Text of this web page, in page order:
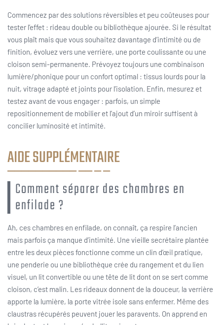
Commencez par des solutions réversibles et peu coûteuses pour
tester l’effet : rideau double ou bibliothèque ajourée. Si le résultat
vous plaît mais que vous souhaitez davantage d’intimité ou de
finition, évoluez vers une verrière, une porte coulissante ou une
cloison semi-permanente. Prévoyez toujours une combinaison
lumière/phonique pour un confort optimal : tissus lourds pour la
nuit, vitrage adapté et joints pour l’isolation. Enfin, mesurez et
testez avant de vous engager : parfois, un simple
repositionnement de mobilier et l’ajout d’un miroir suffisent à
concilier luminosité et intimité.
AIDE SUPPLÉMENTAIRE
Comment séparer des chambres en
enfilade ?
Ah, ces chambres en enfilade, on connaît, ça respire l’ancien
mais parfois ça manque d’intimité. Une vieille secrétaire plantée
entre les deux pièces fonctionne comme un clin d’œil pratique,
une penderie ou une bibliothèque crée du rangement et du lien
visuel, un lit convertible ou une tête de lit dont on se sert comme
cloison, c’est malin. Les rideaux donnent de la douceur, la verrière
apporte la lumière, la porte vitrée isole sans enfermer. Même des
claustras récupérés peuvent jouer les paravents. On apprend en